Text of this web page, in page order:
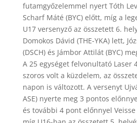
futamgyőzelemmel nyert Tóth
Scharf Máté (BYC) előtt, míg a
U17 versenyző az összetett 6.
Domokos Dávid (THE-YKA) lett,
(DSCH) és Jámbor Attilát (BYC)
A 25 egységet felvonultató Laser
szoros volt a küzdelem, az
napon is változott. A versenyt
ASE) nyerte meg 3 pontos
és további 4 pont előnnyel